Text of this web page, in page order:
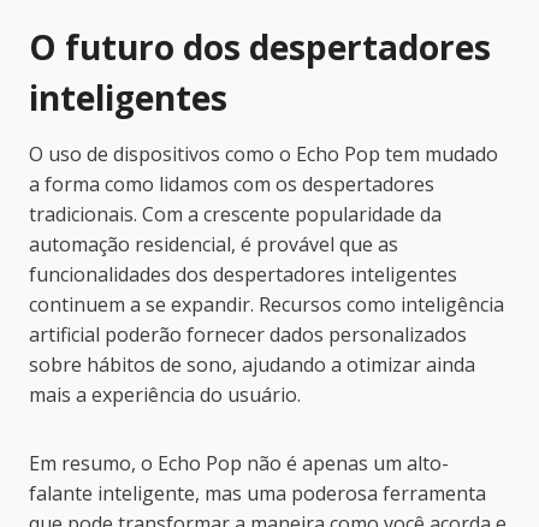
O futuro dos despertadores
inteligentes
O uso de dispositivos como o Echo Pop tem mudado
a forma como lidamos com os despertadores
tradicionais. Com a crescente popularidade da
automação residencial, é provável que as
funcionalidades dos despertadores inteligentes
continuem a se expandir. Recursos como inteligência
artificial poderão fornecer dados personalizados
sobre hábitos de sono, ajudando a otimizar ainda
mais a experiência do usuário.
Em resumo, o Echo Pop não é apenas um alto-
falante inteligente, mas uma poderosa ferramenta